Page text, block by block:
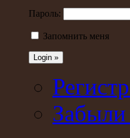
Пароль:
Запомнить меня
Забыли